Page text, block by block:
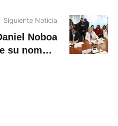
Siguiente Noticia
Noboa
su nombre